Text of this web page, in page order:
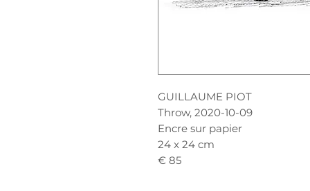
GUILLAUME PIOT
Throw, 2020-10-09
Encre sur papier
24 x 24 cm
€ 85